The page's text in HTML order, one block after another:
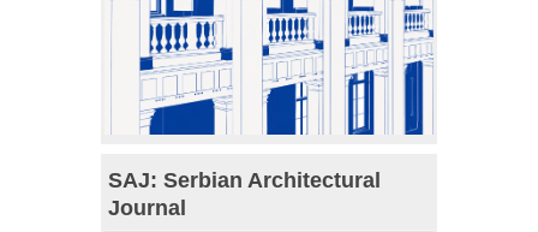
SAJ: Serbian Architectural
Journal